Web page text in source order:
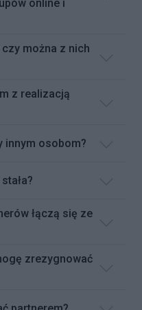
online i
można z nich
z realizacją
innym osobom?
łączą się ze
zrezygnować